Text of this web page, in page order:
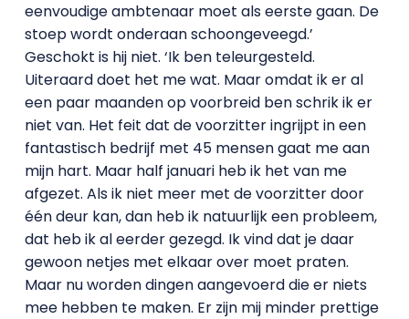
eenvoudige ambtenaar moet als eerste gaan. De
stoep wordt onderaan schoongeveegd.’
Geschokt is hij niet. ‘Ik ben teleurgesteld.
Uiteraard doet het me wat. Maar omdat ik er al
een paar maanden op voorbreid ben schrik ik er
niet van. Het feit dat de voorzitter ingrijpt in een
fantastisch bedrijf met 45 mensen gaat me aan
mijn hart. Maar half januari heb ik het van me
afgezet. Als ik niet meer met de voorzitter door
één deur kan, dan heb ik natuurlijk een probleem,
dat heb ik al eerder gezegd. Ik vind dat je daar
gewoon netjes met elkaar over moet praten.
Maar nu worden dingen aangevoerd die er niets
mee hebben te maken. Er zijn mij minder prettige